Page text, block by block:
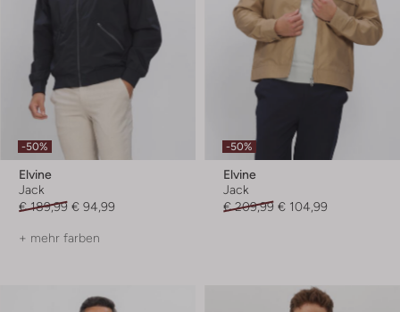
-50%
Elvine
Jack
€ 189,99 € 94,99
+ mehr farben
-50%
Elvine
Jack
€ 209,99 € 104,99